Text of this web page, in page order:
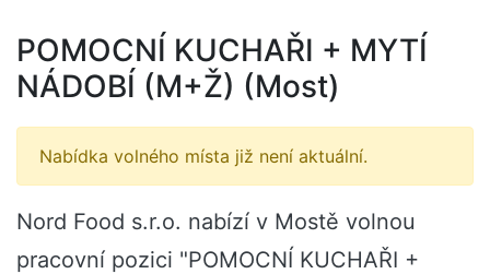
POMOCNÍ KUCHAŘI + MYTÍ
NÁDOBÍ (M+Ž) (Most)
Nabídka volného místa již není aktuální.
Nord Food s.r.o. nabízí v Mostě volnou
pracovní pozici "POMOCNÍ KUCHAŘI +